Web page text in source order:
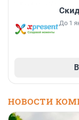
До 1
НОВОСТИ